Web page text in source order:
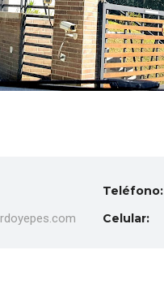
Teléfono:
Celular: